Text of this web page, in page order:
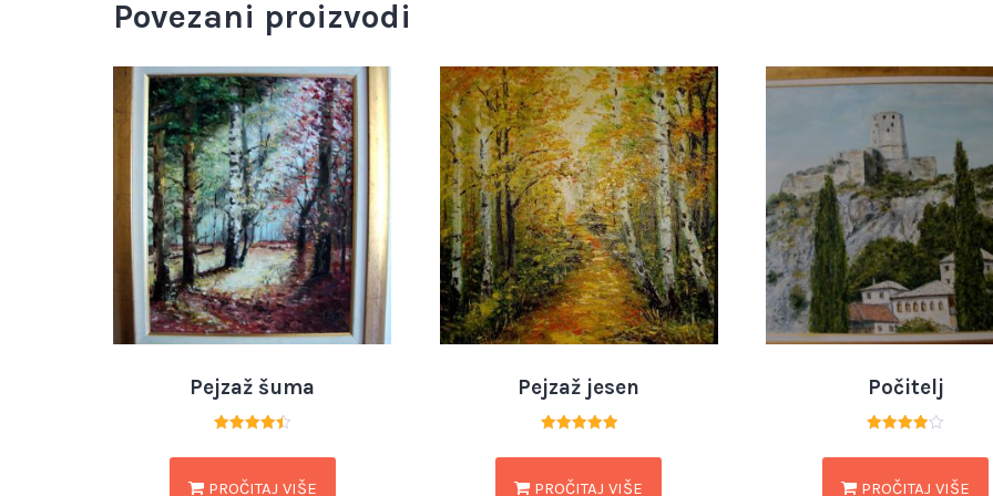
Povezani proizvodi
Pejzaž šuma
4.50
PROČITAJ VIŠE
Pejzaž jesen
5.00
PROČITAJ VIŠE
Počitelj
4.00
PROČITAJ VIŠE